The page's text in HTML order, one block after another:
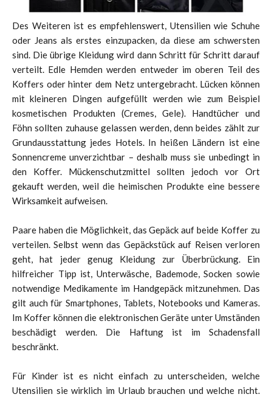
Des Weiteren ist es empfehlenswert, Utensilien wie Schuhe
oder Jeans als erstes einzupacken, da diese am schwersten
sind. Die übrige Kleidung wird dann Schritt für Schritt darauf
verteilt. Edle Hemden werden entweder im oberen Teil des
Koffers oder hinter dem Netz untergebracht. Lücken können
mit kleineren Dingen aufgefüllt werden wie zum Beispiel
kosmetischen Produkten (Cremes, Gele). Handtücher und
Föhn sollten zuhause gelassen werden, denn beides zählt zur
Grundausstattung jedes Hotels. In heißen Ländern ist eine
Sonnencreme unverzichtbar – deshalb muss sie unbedingt in
den Koffer. Mückenschutzmittel sollten jedoch vor Ort
gekauft werden, weil die heimischen Produkte eine bessere
Wirksamkeit aufweisen.
Paare haben die Möglichkeit, das Gepäck auf beide Koffer zu
verteilen. Selbst wenn das Gepäckstück auf Reisen verloren
geht, hat jeder genug Kleidung zur Überbrückung. Ein
hilfreicher Tipp ist, Unterwäsche, Bademode, Socken sowie
notwendige Medikamente im Handgepäck mitzunehmen. Das
gilt auch für Smartphones, Tablets, Notebooks und Kameras.
Im Koffer können die elektronischen Geräte unter Umständen
beschädigt werden. Die Haftung ist im Schadensfall
beschränkt.
Für Kinder ist es nicht einfach zu unterscheiden, welche
Utensilien sie wirklich im Urlaub brauchen und welche nicht.